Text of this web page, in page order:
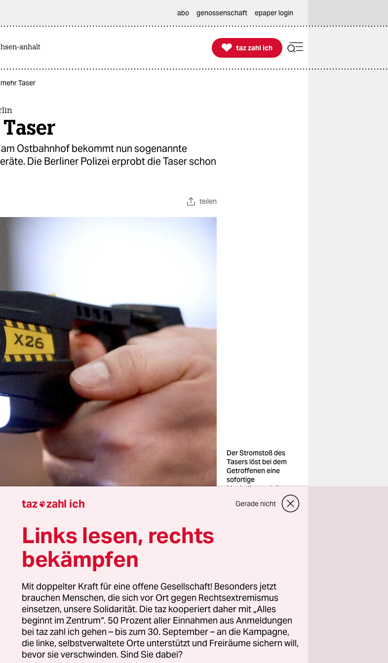
abo genossenschaft epaper login
anhalt 
taz zahl ich
taz zahl ich
Taser
Ostbahnhof bekommt nun sogenannte
Die Berliner Polizei erprobt die Taser schon
teilen
Der Stromstoß des
Tasers löst bei dem
Getroffenen eine
sofortige
Muskelkontraktion
Foto: dpa
hat nun auch bei der Bundespolizei
Distanz-Elektroimpulsgeräte heißen
werden sie Taser genannt. Die
die Taser bereits seit Februar 2017. Bei den
Polizei Berlin sind sie seit 2001 im Einsatz.
einer Schusswaffe, aber die Mündung ist
taz zahl ich Gerade nicht
Links lesen, rechts
bekämpfen
Mit doppelter Kraft für eine offene Gesellschaft! Besonders jetzt
brauchen Menschen, die sich vor Ort gegen Rechtsextremismus
einsetzen, unsere Solidarität. Die taz kooperiert daher mit „Alles
beginnt im Zentrum“. 50 Prozent aller Einnahmen aus Anmeldungen
bei taz zahl ich gehen – bis zum 30. September – an die Kampagne,
die linke, selbstverwaltete Orte unterstützt und Freiräume sichern will,
bevor sie verschwinden. Sind Sie dabei?